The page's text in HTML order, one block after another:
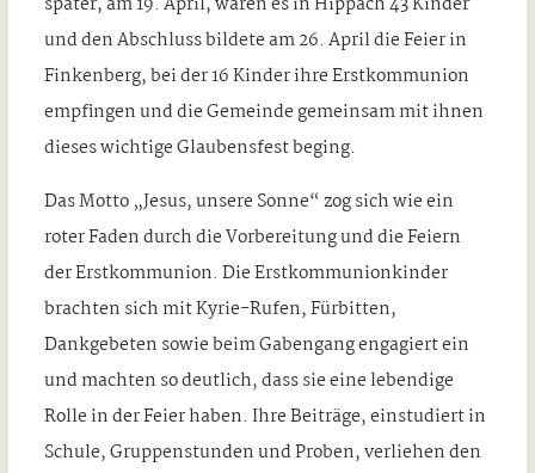
und den Abschluss bildete am 26. April die Feier in
Finkenberg, bei der 16 Kinder ihre Erstkommunion
empfingen und die Gemeinde gemeinsam mit ihnen
dieses wichtige Glaubensfest beging.
Das Motto „Jesus, unsere Sonne“ zog sich wie ein
roter Faden durch die Vorbereitung und die Feiern
der Erstkommunion. Die Erstkommunionkinder
brachten sich mit Kyrie-Rufen, Fürbitten,
Dankgebeten sowie beim Gabengang engagiert ein
und machten so deutlich, dass sie eine lebendige
Rolle in der Feier haben. Ihre Beiträge, einstudiert in
Schule, Gruppenstunden und Proben, verliehen den